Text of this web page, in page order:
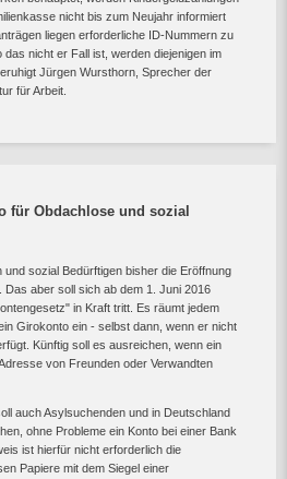
nicht bis zum Neujahr informiert
liegen erforderliche ID-Nummern zu
nicht er Fall ist, werden diejenigen im
Jürgen Wursthorn, Sprecher der
für Arbeit.
für Obdachlose und sozial
sozial Bedürftigen bisher die Eröffnung
aber soll sich ab dem 1. Juni 2016
in Kraft tritt. Es räumt jedem
Girokonto ein - selbst dann, wenn er nicht
Künftig soll es ausreichen, wenn ein
von Freunden oder Verwandten
auch Asylsuchenden und in Deutschland
ohne Probleme ein Konto bei einer Bank
ist hierfür nicht erforderlich die
Papiere mit dem Siegel einer